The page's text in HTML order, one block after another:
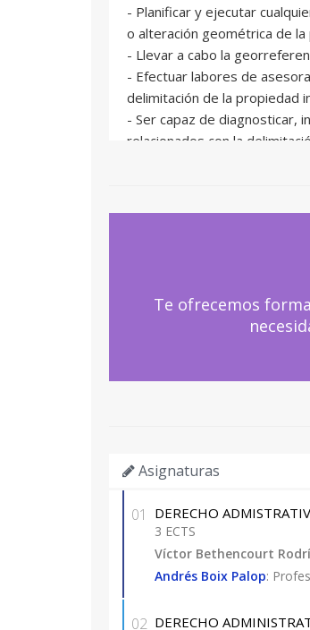
- Planificar y ejecutar
o alteración geométrica de la
- Llevar a cabo la
- Efectuar labores de
delimitación de la propiedad
- Ser capaz de diagnosticar,
relacionados con la
Te ofrecemos
Asignaturas
01 DERECHO
3 ECTS
Víctor Bethencourt
Andrés Boix Palop:
02 DERECHO